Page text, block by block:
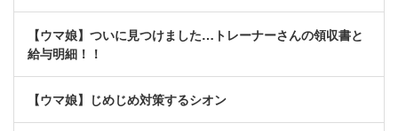
【ウマ娘】ついに見つけました…トレーナーさんの領収書と
給与明細！！
【ウマ娘】じめじめ対策するシオン